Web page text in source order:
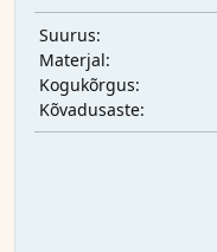
Suurus:
Materjal:
Kogukõrgus:
Kõvadusaste: